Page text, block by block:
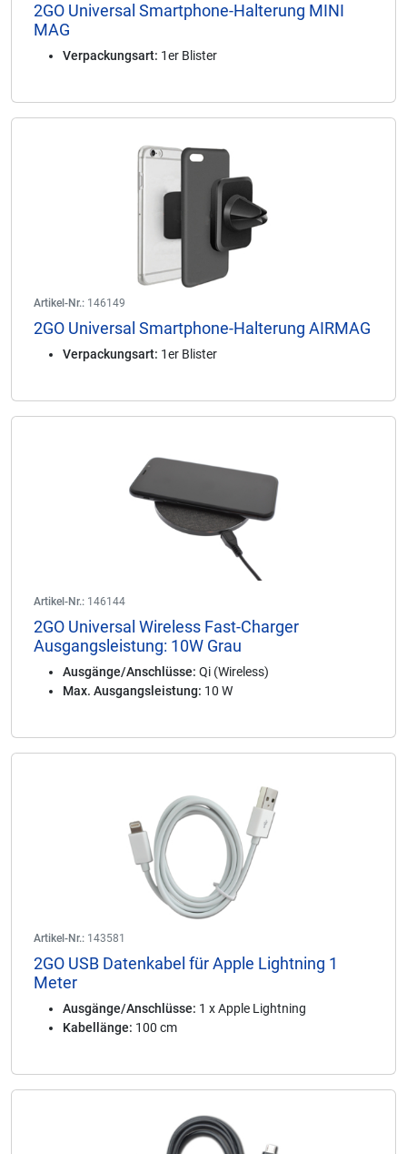
2GO Universal Smartphone-Halterung MINI
MAG
Verpackungsart: 1er Blister
Artikel-Nr.: 146149
2GO Universal Smartphone-Halterung AIRMAG
Verpackungsart: 1er Blister
Artikel-Nr.: 146144
2GO Universal Wireless Fast-Charger
Ausgangsleistung: 10W Grau
Ausgänge/Anschlüsse: Qi (Wireless)
Max. Ausgangsleistung: 10 W
Artikel-Nr.: 143581
2GO USB Datenkabel für Apple Lightning 1
Meter
Ausgänge/Anschlüsse: 1 x Apple Lightning
Kabellänge: 100 cm